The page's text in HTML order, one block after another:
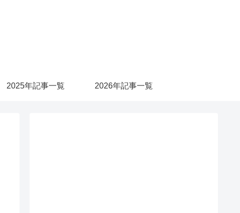
2025年記事一覧 2026年記事一覧